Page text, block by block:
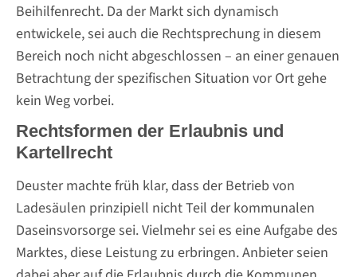
Beihilfenrecht. Da der Markt sich dynamisch
entwickele, sei auch die Rechtsprechung in diesem
Bereich noch nicht abgeschlossen – an einer genauen
Betrachtung der spezifischen Situation vor Ort gehe
kein Weg vorbei.
Rechtsformen der Erlaubnis und
Kartellrecht
Deuster machte früh klar, dass der Betrieb von
Ladesäulen prinzipiell nicht Teil der kommunalen
Daseinsvorsorge sei. Vielmehr sei es eine Aufgabe des
Marktes, diese Leistung zu erbringen. Anbieter seien